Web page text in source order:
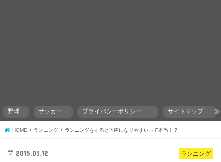
野球 サッカー プライバシーポリシー サイトマップ
HOME ランニング ランニングをすると下痢になりやすいって本当！？
ランニング
2015.03.12